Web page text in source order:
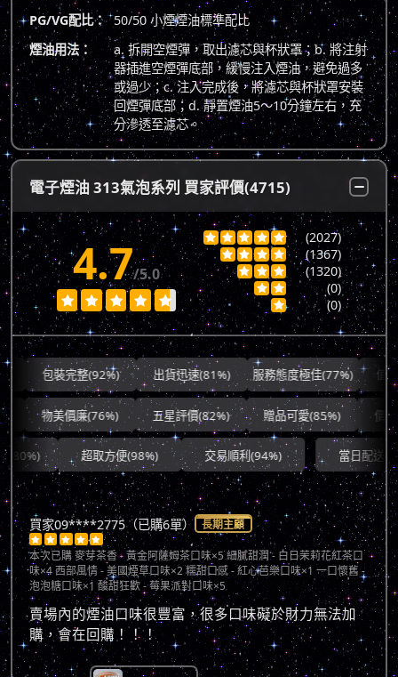
PG/VG配比： 50/50 小煙煙油標準配比
煙油用法：
a. 拆開空煙彈，取出濾芯與杯狀罩；b. 將注射
器插進空煙彈底部，緩慢注入煙油，避免過多
或過少；c. 注入完成後，將濾芯與杯狀罩安裝
回煙彈底部；d. 靜置煙油5～10分鐘左右，充
分滲透至濾芯。
電子煙油 313氣泡系列 買家評價(4715)
4.7/5.0
    
     (2027)
    (1367)
   (1320)
  (0)
 (0)
包裝完整(92%) 出貨迅速(81%) 服務態度極佳(77%) 值得信賴
物美價廉(76%) 五星評價(82%) 贈品可愛(85%) 價格平
超取方便(98%) 交易順利(94%) 當日配送(74%)
買家09****2775（已購6單） 長期主顧
    
本次已購麥芽茶香 - 黃金阿薩姆茶口味×5 細膩甜潤 - 白日茉莉花紅茶口
味×4 西部風情 - 美國煙草口味×2 糯甜口感 - 紅心芭樂口味×1 一口懷舊 -
泡泡糖口味×1 酸甜狂歡 - 莓果派對口味×5
賣場內的煙油口味很豐富，很多口味礙於財力無法加
購，會在回購！！！